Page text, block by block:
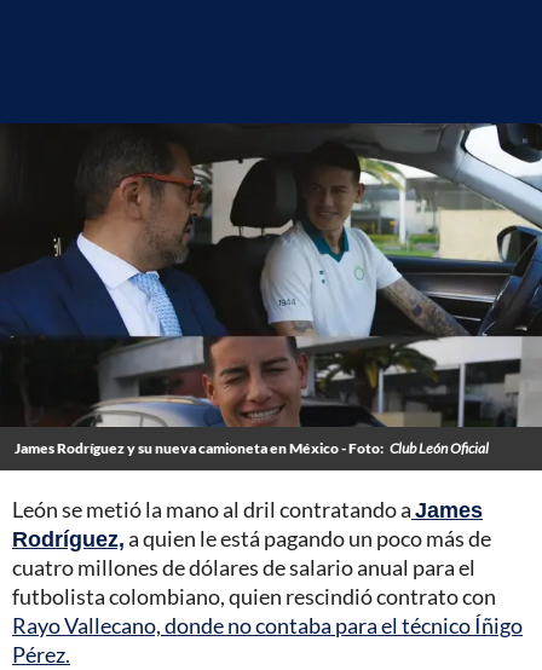
James Rodríguez y su nueva camioneta en México - Foto: Club León Oficial
León se metió la mano al dril contratando aJames
Rodríguez,a quien le está pagando un poco más de
cuatro millones de dólares de salario anual para el
futbolista colombiano, quien rescindió contrato con
Rayo Vallecano, donde no contaba para el técnico Íñigo
Pérez.